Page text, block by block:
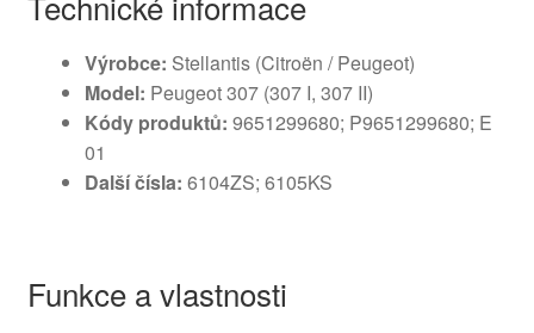
Výrobce: Stellantis (Citroën / Peugeot)
Model: Peugeot 307 (307 I, 307 II)
Kódy produktů: 9651299680; P9651299680; E
01
Další čísla: 6104ZS; 6105KS
Funkce a vlastnosti